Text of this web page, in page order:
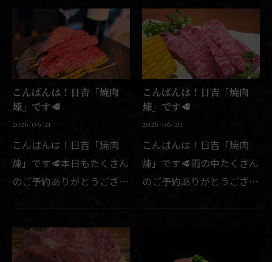
にお問い合わせ下さい😊た
くさんのご来店心よりお待
ちしております😌📢店舗紹
介📢…
営業致します💪✨最近様々
なお客様とお話をさせて頂
く機会が増えまして大変嬉
し…
こんばんは！日吉「焼肉
煉」です🥩
2026/06/21
こんばんは！日吉「焼肉
煉」です🥩本日もたくさん
のご予約ありがとうござい
ひと時でした😊本日はお早
い時間テーブル席が埋まっ
こんばんは！日吉「焼肉
煉」です🥩
2026/06/20
こんばんは！日吉「焼肉
煉」です🥩雨の中たくさん
のご予約ありがとうござい
いております✨ワインとの